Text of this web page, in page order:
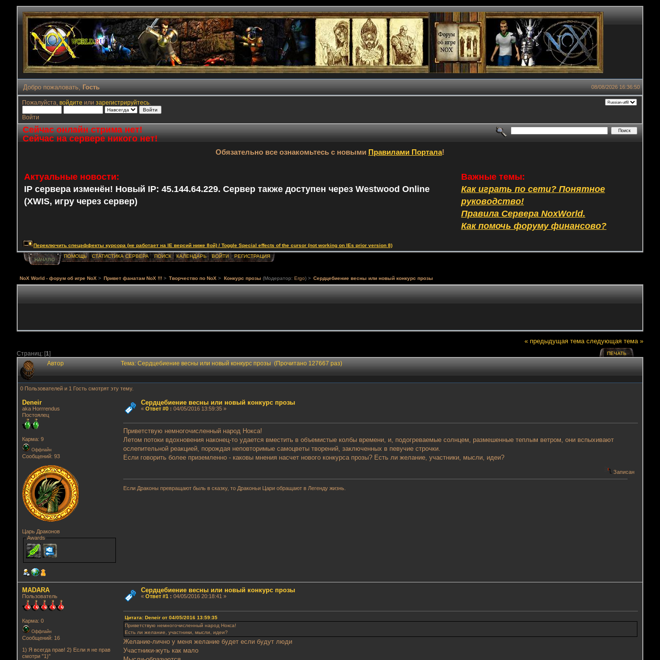
08/08/2026 16:36:50
Добро пожаловать, Гость
Пожалуйста, войдите или зарегистрируйтесь.
Войти
Сейчас онлайн стрима нет!
Сейчас на сервере никого нет!
Обязательно все ознакомьтесь с новыми Правилами Портала!
Актуальные новости:
IP сервера изменён! Новый IP: 45.144.64.229. Сервер также доступен через Westwood Online
(XWIS, игру через сервер)
Важные темы:
Как играть по сети? Понятное
руководство!
Правила Сервера NoxWorld.
Как помочь форуму финансово?
Переключить спецэффекты курсора (не работает на IE версий ниже 8ой) / Toggle Special effects of the cursor (not working on IEs prior version 8)
НАЧАЛО
ПОМОЩЬ СТАТИСТИКА СЕРВЕРА ПОИСК КАЛЕНДАРЬ ВОЙТИ РЕГИСТРАЦИЯ
NoX World - форум об игре NoX > Привет фанатам NoX !!! > Творчество по NoX > Конкурс прозы (Модератор: Ergo) > Сердцебиение весны или новый конкурс прозы
« предыдущая тема следующая тема »
Страниц: [1] ПЕЧАТЬ
Автор Тема: Сердцебиение весны или новый конкурс прозы (Прочитано 127667 раз)
0 Пользователей и 1 Гость смотрят эту тему.
Deneir
aka Horrrendus
Постоялец
Карма: 9
Оффлайн
Сообщений: 93
Царь Драконов
Awards
Сердцебиение весны или новый конкурс прозы
« Ответ #0: 04/05/2016 13:59:35 »
Приветствую немногочисленный народ Нокса!
Летом потоки вдохновения наконец-то удается вместить в объемистые колбы времени, и, подогреваемые солнцем, размешенные теплым ветром, они вспыхивают
ослепительной реакцией, порождая неповторимые самоцветы творений, заключенных в певучие строчки.
Если говорить более приземленно - каковы мнения насчет нового конкурса прозы? Есть ли желание, участники, мысли, идеи?
Записан
Если Драконы превращают быль в сказку, то Драконьи Цари обращают в Легенду жизнь.
MADARA
Пользователь
Карма: 0
Оффлайн
Сообщений: 16
1) Я всегда прав! 2) Если я не прав
смотри "1)"
Сердцебиение весны или новый конкурс прозы
« Ответ #1: 04/05/2016 20:18:41 »
Цитата: Deneir от 04/05/2016 13:59:35
Приветствую немногочисленный народ Нокса!
Есть ли желание, участники, мысли, идеи?
Желание-лично у меня желание будет если будут люди
Участники-жуть как мало